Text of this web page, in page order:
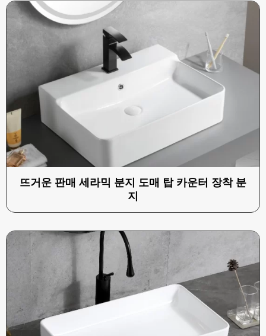
뜨거운 판매 세라믹 분지 도매 탑 카운터 장착 분
지